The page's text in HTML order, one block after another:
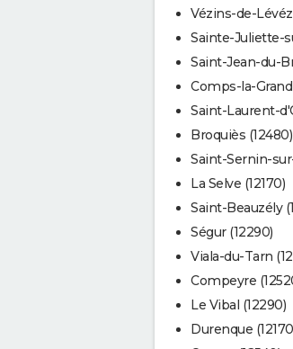
Vézins-de-
Sainte-Juliette-
Saint-Jean-du-
Comps-la-
Saint-Laurent-
Broquiès (12480)
Saint-Sernin-
La Selve (12170)
Saint-Beauzély
Ségur (12290)
Viala-du-Tarn
Compeyre
Le Vibal (12290)
Durenque